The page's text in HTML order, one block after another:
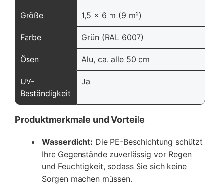
Größe 1,5 x 6 m (9 m²)
Farbe Grün (RAL 6007)
Ösen Alu, ca. alle 50 cm
UV-
Beständigkeit
Ja
Produktmerkmale und Vorteile
Wasserdicht: Die PE-Beschichtung schützt
Ihre Gegenstände zuverlässig vor Regen
und Feuchtigkeit, sodass Sie sich keine
Sorgen machen müssen.